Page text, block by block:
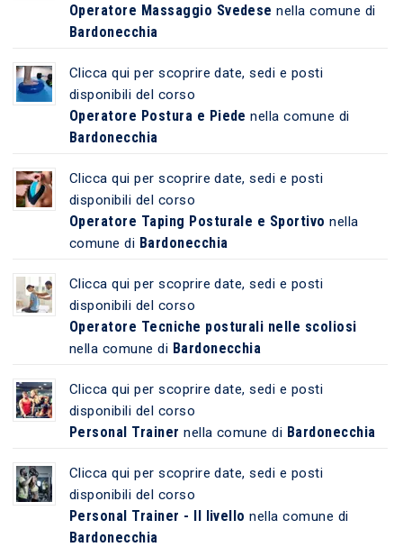
Operatore Massaggio Svedese nella comune di
Bardonecchia
Clicca qui per scoprire date, sedi e posti
disponibili del corso
Operatore Postura e Piede nella comune di
Bardonecchia
Clicca qui per scoprire date, sedi e posti
disponibili del corso
Operatore Taping Posturale e Sportivo nella
comune di Bardonecchia
Clicca qui per scoprire date, sedi e posti
disponibili del corso
Operatore Tecniche posturali nelle scoliosi
nella comune di Bardonecchia
Clicca qui per scoprire date, sedi e posti
disponibili del corso
Personal Trainer nella comune di Bardonecchia
Clicca qui per scoprire date, sedi e posti
disponibili del corso
Personal Trainer - II livello nella comune di
Bardonecchia